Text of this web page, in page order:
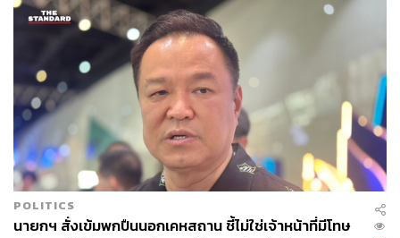
POLITICS
นายกฯ สั่งเข้มพกปืนนอกเคหสถาน ชี้ไม่ใช่เจ้าหน้าที่มีโทษ